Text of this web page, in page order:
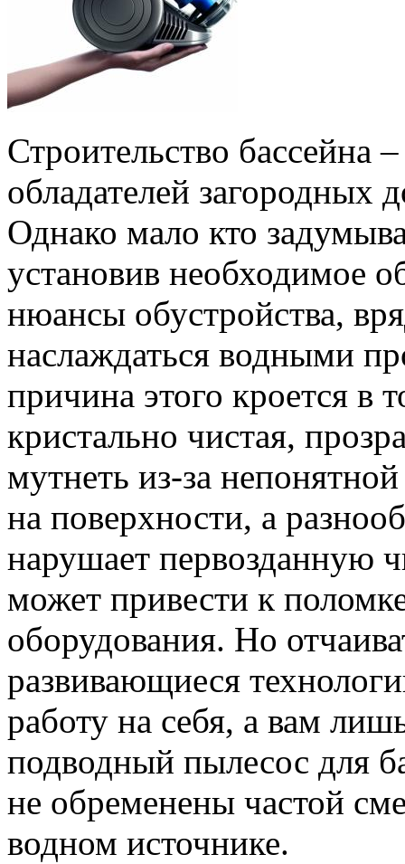
Строительство бассейна
обладателей загородных
Однако мало кто
установив необходимое
нюансы обустройства,
наслаждаться водными
причина этого кроется в
кристально чистая,
мутнеть из-за
на поверхности, а
нарушает первозданную
может привести к
оборудования. Но
развивающиеся
работу на себя, а вам
подводный пылесос для
не обременены частой
водном источнике.